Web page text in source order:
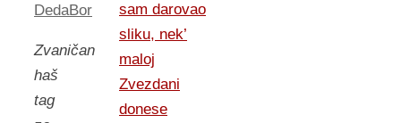
DedaBor
Zvaničan
haš
tag
sam darovao
sliku, nek’
maloj
Zvezdani
donese